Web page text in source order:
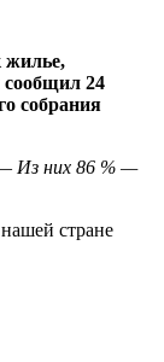
жилье,
сообщил 24
собрания
Из них 86 % —
стране